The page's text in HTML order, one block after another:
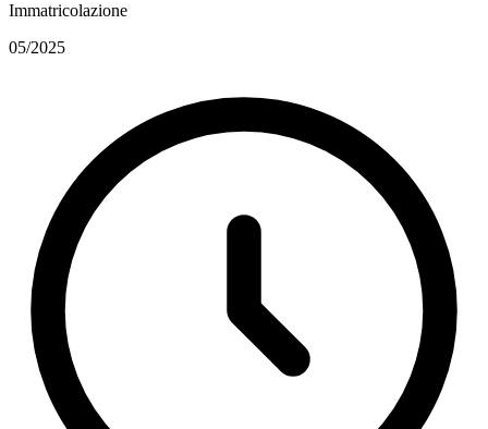
Immatricolazione
05/2025